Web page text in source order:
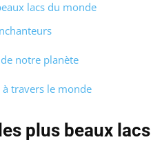
lacs du monde
notre planète
travers le monde
plus beaux lacs